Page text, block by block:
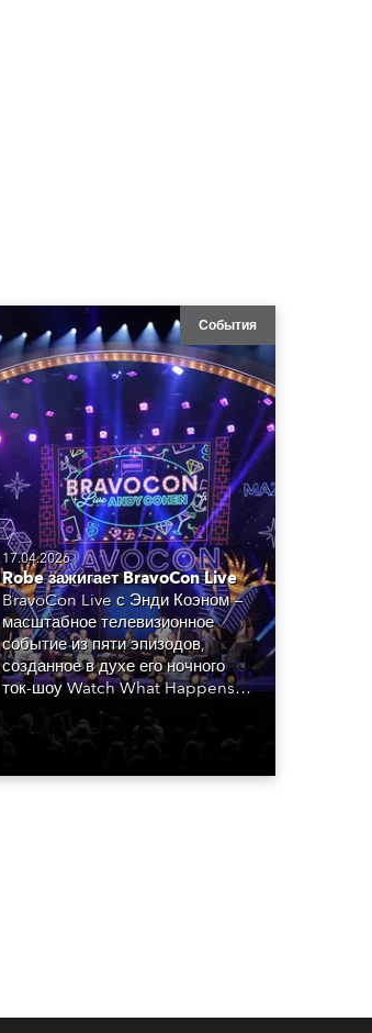
События
17.04.2026
Robe зажигает BravoCon Live
BravoCon Live с Энди Коэном —
масштабное телевизионное
событие из пяти эпизодов,
созданное в духе его ночного
ток-шоу Watch What Happens
Live (WWHL). Проект стал ярким
праздником самых популярных
объединившим знаменитостей,